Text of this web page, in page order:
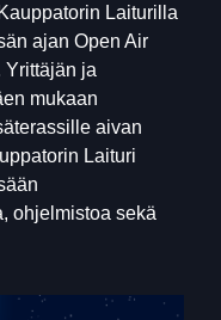
Laiturilla
ajan Open Air
Yrittäjän ja
mukaan
aivan
Laituri
ohjelmistoa sekä